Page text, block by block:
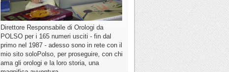
Direttore Responsabile di Orologi da
POLSO per i 165 numeri usciti - fin dal
primo nel 1987 - adesso sono in rete con il
mio sito soloPolso, per proseguire, con chi
ama gli orologi e la loro storia, una